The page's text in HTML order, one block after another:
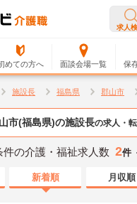
求人
めての方へ 面談会場一覧 保
施設長 福島県 郡山市
市(福島県)の施設長の求人・
件の介護・福祉求人数 2件
新着順 月収順